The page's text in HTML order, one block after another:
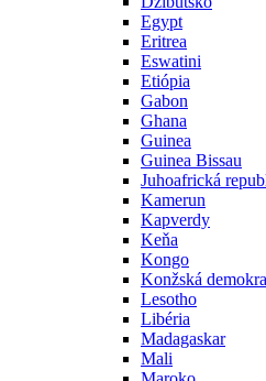
Egypt
Eritrea
Eswatini
Etiópia
Gabon
Ghana
Guinea
Guinea Bissau
Juhoafrická
Kamerun
Kapverdy
Keňa
Kongo
Konžská
Lesotho
Libéria
Madagaskar
Mali